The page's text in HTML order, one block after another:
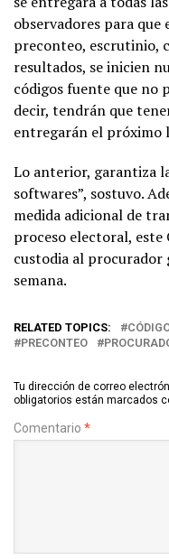
observadores para que
preconteo, escrutinio,
resultados, se inicien
códigos fuente que no
decir, tendrán que
entregarán el próximo
Lo anterior, garantiza
softwares”, sostuvo.
medida adicional de
proceso electoral, este
custodia al procurador
semana.
RELATED TOPICS:
PRECONTEO
Tu dirección de correo
obligatorios están marcados
Comentario *